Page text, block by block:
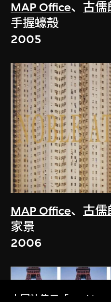
MAP Office、 古儒
手握蠔殼
2005
MAP Office、 古儒
家景
2006
本网站使用「Cookies